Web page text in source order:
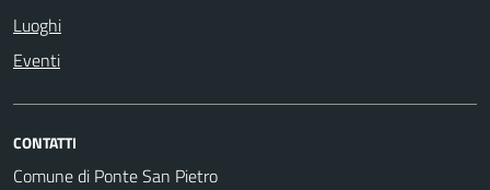
Luoghi
Eventi
CONTATTI
Comune di Ponte San Pietro